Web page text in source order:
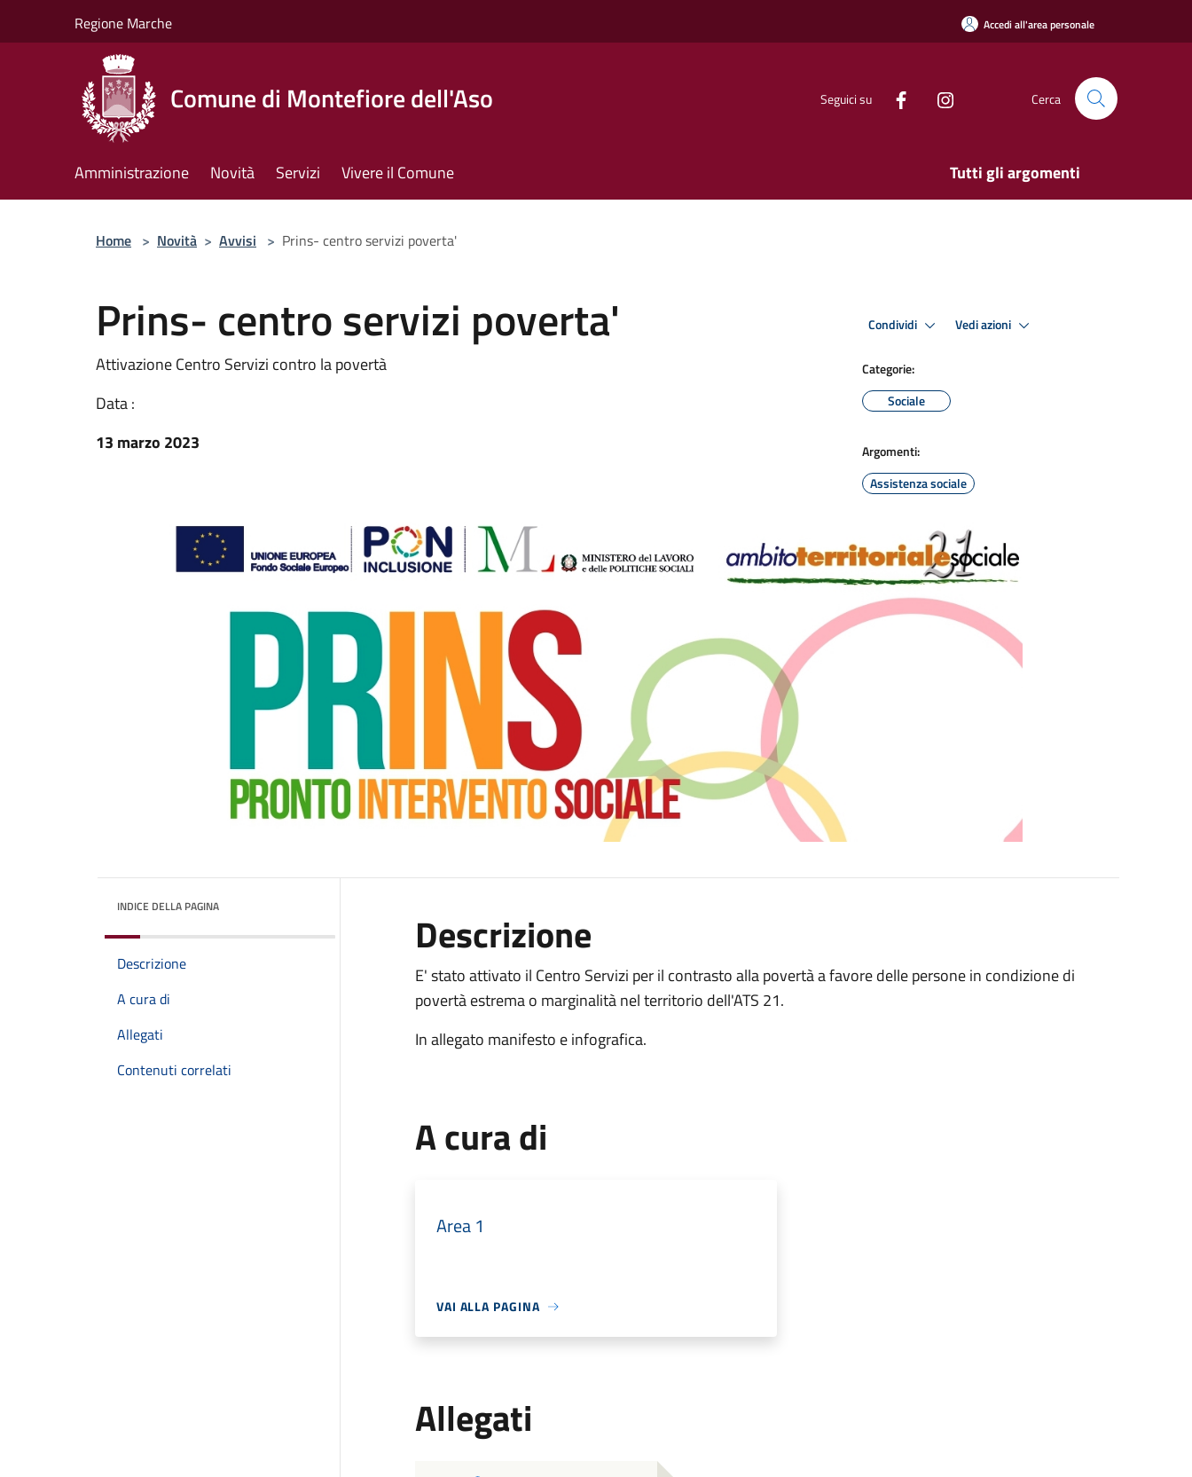
Regione Marche Accedi all'area personale
Comune di Montefiore dell'Aso Seguici su Cerca
Amministrazione Novità Servizi Vivere il Comune Tutti gli argomenti
Home > Novità > Avvisi > Prins- centro servizi poverta'
Prins- centro servizi poverta'
Attivazione Centro Servizi contro la povertà
Data :
13 marzo 2023
Condividi Vedi azioni
Categorie:
Sociale
Argomenti:
Assistenza sociale
INDICE DELLA PAGINA
Descrizione
A cura di
Allegati
Contenuti correlati
Descrizione
E' stato attivato il Centro Servizi per il contrasto alla povertà a favore delle persone in condizione di
povertà estrema o marginalità nel territorio dell'ATS 21.
In allegato manifesto e infografica.
A cura di
Area 1
VAI ALLA PAGINA
Allegati